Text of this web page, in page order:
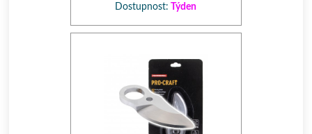
Dostupnost: Týden